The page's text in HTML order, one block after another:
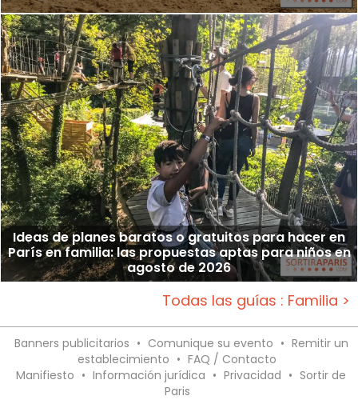
Ideas de planes baratos o gratuitos para hacer en
París en familia: las propuestas aptas para niños en
agosto de 2026
Todas las guías : Familia >
Banners publicitarios • Comunique su evento • Remitir un
establecimiento • FAQ / Contacto
Manifiesto • Información jurídica • Privacidad • Sortir de
Paris